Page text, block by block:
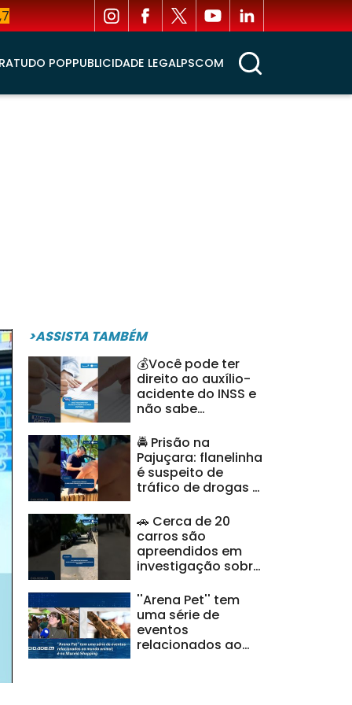
TUDO POPPUBLICIDADE LEGALPSCOM
>ASSISTA TAMBÉM
💰Você pode ter
direito ao auxílio-
acidente do INSS e
não sabe
🚔 Prisão na
Pajuçara: flanelinha
é suspeito de
tráfico de drogas e
#CidadeAL
🚗 Cerca de 20
carros são
apreendidos em
investigação sobre
veículos |
#CidadeAL
''Arena Pet'' tem
uma série de
eventos
relacionados ao